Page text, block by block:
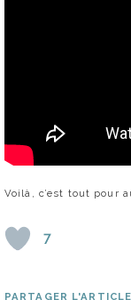
Voilà, c’est tout pour
7
PARTAGER L'ARTICLE